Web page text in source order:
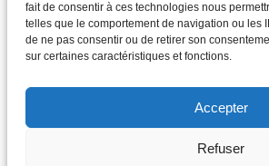
fait de consentir à ces technologies nous
telles que le comportement de navigation ou les
de ne pas consentir ou de retirer son
sur certaines caractéristiques et fonctions.
Accepter
Refuser